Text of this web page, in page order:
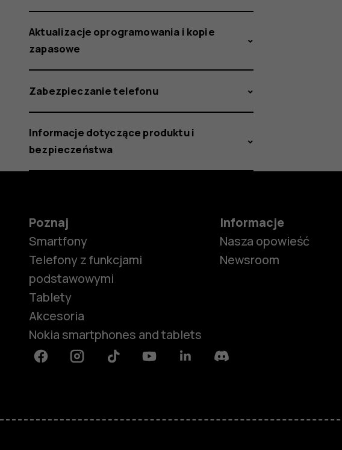
Aktualizacje oprogramowania i kopie
zapasowe
Zabezpieczanie telefonu
Informacje dotyczące produktu i
bezpieczeństwa
Poznaj
Smartfony
Telefony z funkcjami
podstawowymi
Tablety
Akcesoria
Nokia smartphones and tablets
Informacje
Nasza opowieść
Newsroom
FacebookInstagramTiktok YoutubeLinkedinDiscord